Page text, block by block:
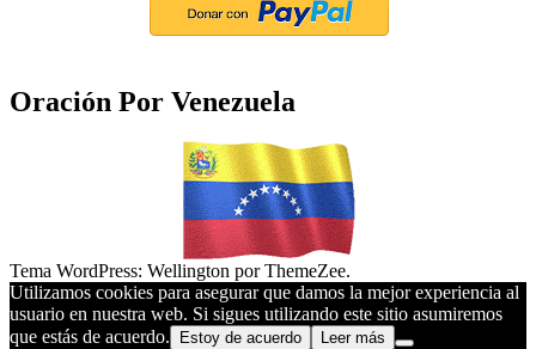
Oración Por Venezuela
Tema WordPress: Wellington por ThemeZee.
Utilizamos cookies para asegurar que damos la mejor experiencia al
usuario en nuestra web. Si sigues utilizando este sitio asumiremos
que estás de acuerdo.
Estoy de acuerdo Leer más